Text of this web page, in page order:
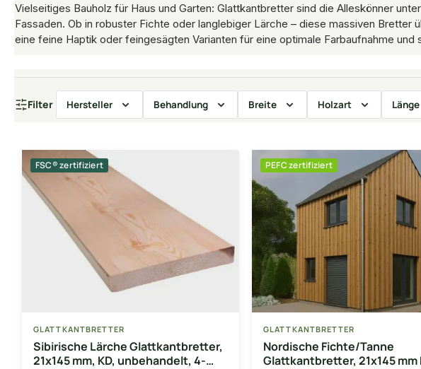
Vielseitiges Bauholz für Haus und Garten: Glattkantbretter sind die Alleskönner
Fassaden. Ob in robuster Fichte oder langlebiger Lärche – diese massiven
eine feine Haptik oder feingesägten Varianten für eine optimale Farbaufnahme
Filter Hersteller Behandlung Breite Holzart Länge
FSC® zertifiziert
GLATTKANTBRETTER
Sibirische Lärche Glattkantbretter,
21x145 mm, KD, unbehandelt, 4-
PEFC zertifiziert
GLATTKANTBRETTER
Nordische Fichte/Tanne
Glattkantbretter, 21x145 mm